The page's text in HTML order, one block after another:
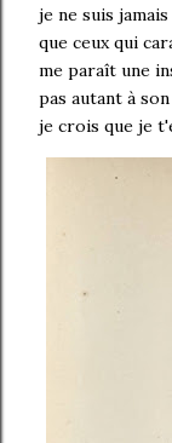
je ne suis
que ceux qui
me paraît une
pas autant à
je crois que je